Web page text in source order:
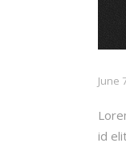
June
id